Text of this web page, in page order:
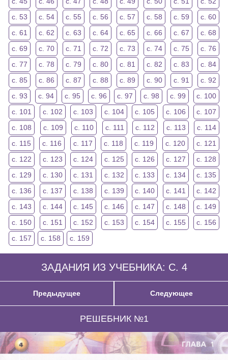
с. 53
с. 54 с. 55 с. 56 с. 57 с. 58 с. 59
с. 60
с. 61
с. 62 с. 63 с. 64 с. 65 с. 66 с. 67
с. 68
с. 69
с. 70 с. 71 с. 72 с. 73 с. 74 с. 75
с. 76
с. 77
с. 78 с. 79 с. 80 с. 81 с. 82 с. 83
с. 84
с. 85
с. 86 с. 87 с. 88 с. 89 с. 90 с. 91
с. 92
с. 93
с. 94 с. 95 с. 96 с. 97 с. 98 с. 99
с. 100
с. 101
с. 102 с. 103 с. 104 с. 105 с. 106
с. 107
с. 108
с. 109 с. 110 с. 111 с. 112 с. 113
с. 114
с. 115
с. 116 с. 117 с. 118 с. 119 с. 120
с. 121
с. 122
с. 123 с. 124 с. 125 с. 126 с. 127
с. 128
с. 129
с. 130 с. 131 с. 132 с. 133 с. 134
с. 135
с. 136
с. 137 с. 138 с. 139 с. 140 с. 141
с. 142
с. 143
с. 144 с. 145 с. 146 с. 147 с. 148
с. 149
с. 150
с. 151 с. 152 с. 153 с. 154 с. 155
с. 156
с. 157
с. 158 с. 159
ЗАДАНИЯ ИЗ УЧЕБНИКА: С. 4
Предыдущее Следующее
РЕШЕБНИК №1